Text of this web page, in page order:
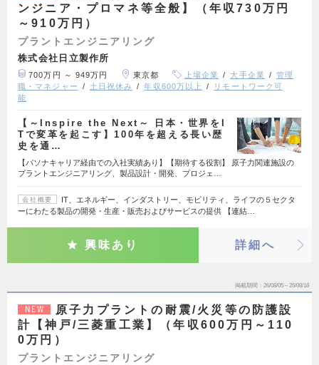
ンジニア・プロマネ等全般】（年収730万円
～910万円）
プラントエンジニアリング
株式会社日立製作所
700万円 ～ 949万円 東京都 上場企業 大手企業
管理
職・マネジャー
土日祝休み 年収600万以上
リモートワーク可
能
【～Inspire the Next～ 日本・世界をI
Tで変革を起こす】100年を超える長い歴
史を通…
【パソナキャリア経由での入社実績あり】【期待する役割】 原子力関連施設の
プラントエンジニアリング、製品設計・開発、プロジェ…
会社概要
IT、エネルギー、インダストリー、モビリティ、ライフの５セクタ
ーにわたる製品の開発・生産・販売およびサービスの提供 【連結…
興味あり 詳細へ
掲載期間 26/08/05～26/08/18
NEW
原子力プラントの耐震/火災等の防護設
計【神戸/三菱重工業】（年収600万円～110
0万円）
プラントエンジニアリング